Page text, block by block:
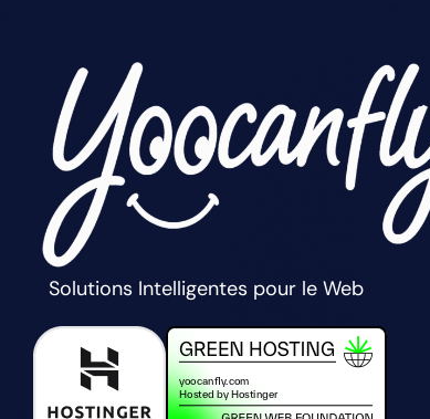
Solutions Intelligentes pour le Web